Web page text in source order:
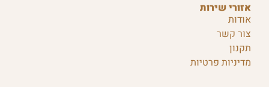
אזורי שירות
אודות
צור קשר
תקנון
מדיניות פרטיות